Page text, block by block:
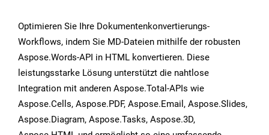
Optimieren Sie Ihre Dokumentenkonvertierungs-
Workflows, indem Sie MD-Dateien mithilfe der robusten
Aspose.Words-API in HTML konvertieren. Diese
leistungsstarke Lösung unterstützt die nahtlose
Integration mit anderen Aspose.Total-APIs wie
Aspose.Cells, Aspose.PDF, Aspose.Email, Aspose.Slides,
Aspose.Diagram, Aspose.Tasks, Aspose.3D,